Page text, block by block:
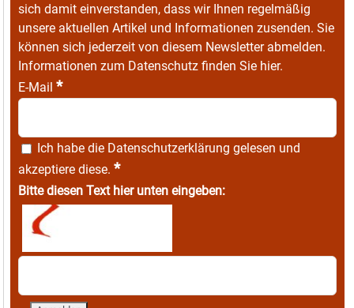
sich damit einverstanden, dass wir Ihnen regelmäßig
unsere aktuellen Artikel und Informationen zusenden. Sie
können sich jederzeit von diesem Newsletter abmelden.
Informationen zum Datenschutz finden Sie hier.
E-Mail *
Ich habe die Datenschutzerklärung gelesen und
akzeptiere diese. *
Bitte diesen Text hier unten eingeben: